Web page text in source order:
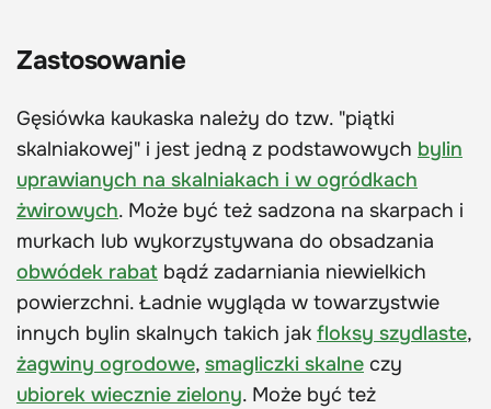
Zastosowanie
Gęsiówka kaukaska należy do tzw. "piątki
skalniakowej" i jest jedną z podstawowych bylin
uprawianych na skalniakach i w ogródkach
żwirowych. Może być też sadzona na skarpach i
murkach lub wykorzystywana do obsadzania
obwódek rabat bądź zadarniania niewielkich
powierzchni. Ładnie wygląda w towarzystwie
innych bylin skalnych takich jak floksy szydlaste,
żagwiny ogrodowe, smagliczki skalne czy
ubiorek wiecznie zielony. Może być też